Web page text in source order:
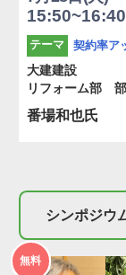
15:50~16:40
テーマ
契約率ア
大建建設
リフォーム部
番場和也氏
シンポジウ
2026年
度
無料